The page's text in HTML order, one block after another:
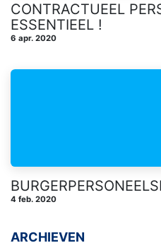
CONTRACTUEEL
ESSENTIEEL !
6 apr. 2020
4 feb. 2020
ARCHIEVEN